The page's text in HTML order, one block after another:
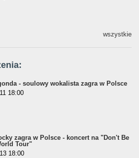
wszystkie
- soulowy wokalista zagra w Polsce
18:00
zagra w Polsce - koncert na "Don't Be
Tour"
18:00